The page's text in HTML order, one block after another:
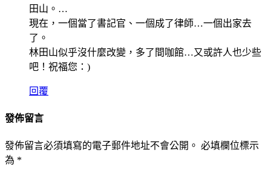
田山。…
現在，一個當了書記官、一個成了律師…一個出家去
了。
林田山似乎沒什麼改變，多了間咖館…又或許人也少些
吧！祝福您：)
回覆
發佈留言
發佈留言必須填寫的電子郵件地址不會公開。 必填欄位標示
為 *